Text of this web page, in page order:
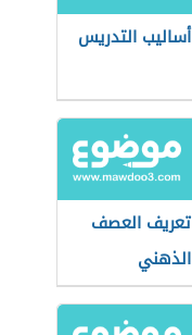
أساليب التدريس
تعريف العصف
الذهني